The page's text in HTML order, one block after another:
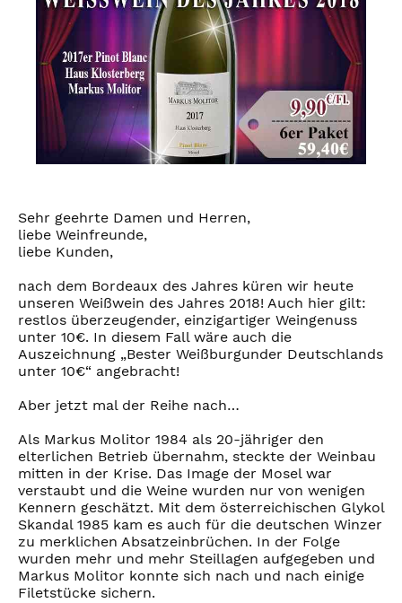
Sehr geehrte Damen und Herren,
liebe Weinfreunde,
liebe Kunden,
nach dem Bordeaux des Jahres küren wir heute
unseren Weißwein des Jahres 2018! Auch hier gilt:
restlos überzeugender, einzigartiger Weingenuss
unter 10€. In diesem Fall wäre auch die
Auszeichnung „Bester Weißburgunder Deutschlands
unter 10€“ angebracht!
Aber jetzt mal der Reihe nach…
Als Markus Molitor 1984 als 20-jähriger den
elterlichen Betrieb übernahm, steckte der Weinbau
mitten in der Krise. Das Image der Mosel war
verstaubt und die Weine wurden nur von wenigen
Kennern geschätzt. Mit dem österreichischen Glykol
Skandal 1985 kam es auch für die deutschen Winzer
zu merklichen Absatzeinbrüchen. In der Folge
wurden mehr und mehr Steillagen aufgegeben und
Markus Molitor konnte sich nach und nach einige
Filetstücke sichern.